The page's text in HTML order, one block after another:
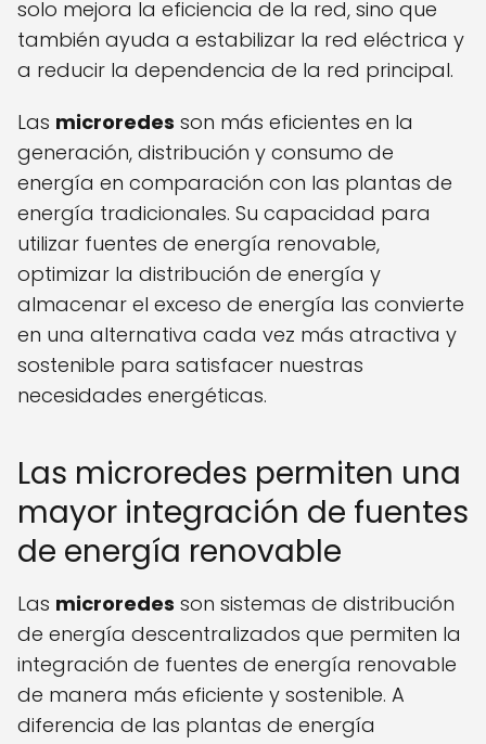
solo mejora la eficiencia de la red, sino que
también ayuda a estabilizar la red eléctrica y
a reducir la dependencia de la red principal.
Las microredes son más eficientes en la
generación, distribución y consumo de
energía en comparación con las plantas de
energía tradicionales. Su capacidad para
utilizar fuentes de energía renovable,
optimizar la distribución de energía y
almacenar el exceso de energía las convierte
en una alternativa cada vez más atractiva y
sostenible para satisfacer nuestras
necesidades energéticas.
Las microredes permiten una
mayor integración de fuentes
de energía renovable
Las microredes son sistemas de distribución
de energía descentralizados que permiten la
integración de fuentes de energía renovable
de manera más eficiente y sostenible. A
diferencia de las plantas de energía